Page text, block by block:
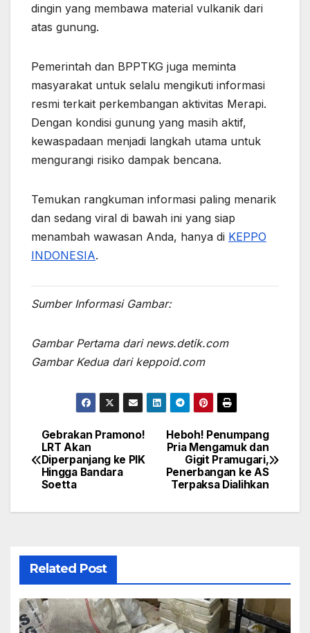
dingin yang membawa material vulkanik dari
atas gunung.
Pemerintah dan BPPTKG juga meminta
masyarakat untuk selalu mengikuti informasi
resmi terkait perkembangan aktivitas Merapi.
Dengan kondisi gunung yang masih aktif,
kewaspadaan menjadi langkah utama untuk
mengurangi risiko dampak bencana.
Temukan rangkuman informasi paling menarik
dan sedang viral di bawah ini yang siap
menambah wawasan Anda, hanya di KEPPO
INDONESIA.
Sumber Informasi Gambar:
Gambar Pertama dari news.detik.com
Gambar Kedua dari keppoid.com
Post
navigation
Heboh! Penumpang
Pria Mengamuk dan
Gigit Pramugari,
Penerbangan ke AS
Terpaksa Dialihkan
Gebrakan Pramono!
LRT Akan
Diperpanjang ke PIK
Hingga Bandara
Soetta
Related Post